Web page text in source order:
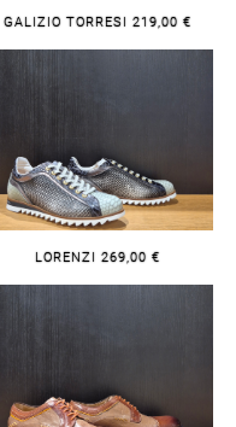
GALIZIO TORRESI 219,00 €
LORENZI 269,00 €